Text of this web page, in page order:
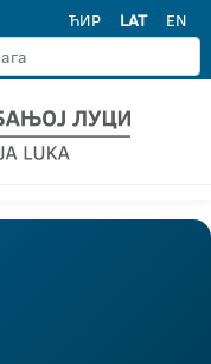
ЋИР LAT EN